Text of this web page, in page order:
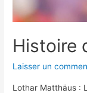
Histoire
Laisser un
Lothar Matthäus :